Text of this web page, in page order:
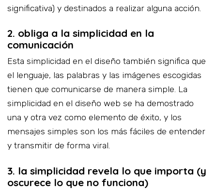
significativa) y destinados a realizar alguna acción.
2. obliga a la simplicidad en la
comunicación
Esta simplicidad en el diseño también significa que
el lenguaje, las palabras y las imágenes escogidas
tienen que comunicarse de manera simple. La
simplicidad en el diseño web se ha demostrado
una y otra vez como elemento de éxito, y los
mensajes simples son los más fáciles de entender
y transmitir de forma viral.
3. la simplicidad revela lo que importa (y
oscurece lo que no funciona)